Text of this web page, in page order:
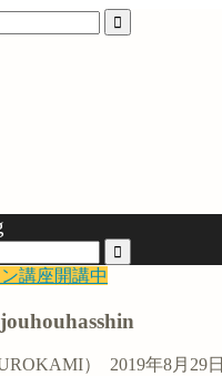
講座開講中
） 2019年8月29日